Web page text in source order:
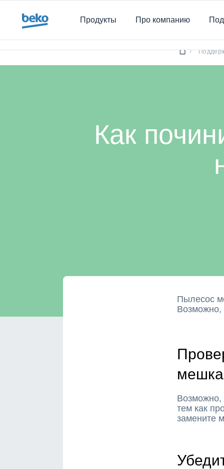
Продукты
Про компанию
/
Как
Пылесос
Возможно,
Возможно,
тем как
замените